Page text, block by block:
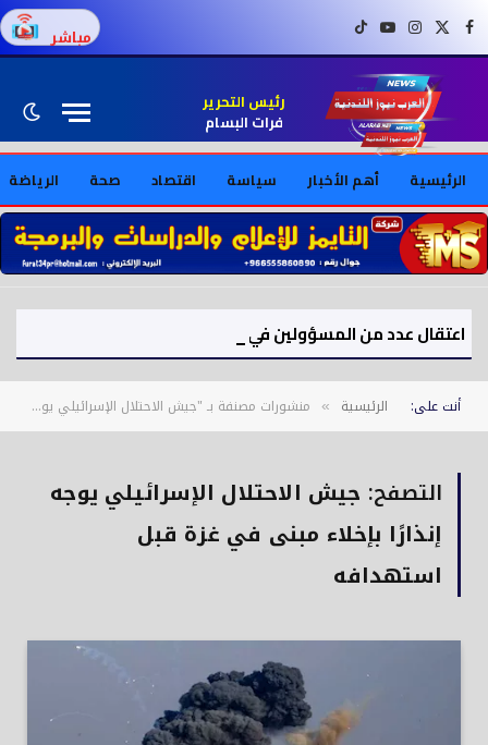
فيسبوكX (Twitter)
إنستغراميوتيوبتيك توك مباشر
رئيس التحرير
فرات البسام
الرئيسية أهم الأخبار سياسة اقتصاد صحة الرياضة
أنت على: الرئيسية » منشورات مصنفة بـ "جيش الاحتلال الإسرائيلي يوجه إنذارًا بإخلاء مبنى في غزة قبل استهدافه"
التصفح: جيش الاحتلال الإسرائيلي يوجه
إنذارًا بإخلاء مبنى في غزة قبل
استهدافه